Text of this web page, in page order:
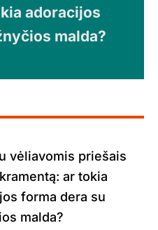
adoracijos
malda?
vėliavomis priešais
ar tokia
forma dera su
malda?